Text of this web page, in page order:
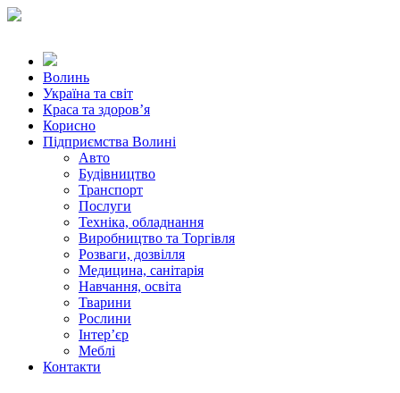
Волинь
Україна та світ
Краса та здоров’я
Корисно
Підприємства Волині
Авто
Будівництво
Транспорт
Послуги
Техніка, обладнання
Виробництво та Торгівля
Розваги, дозвілля
Медицина, санітарія
Навчання, освіта
Тварини
Рослини
Інтер’єр
Меблі
Контакти